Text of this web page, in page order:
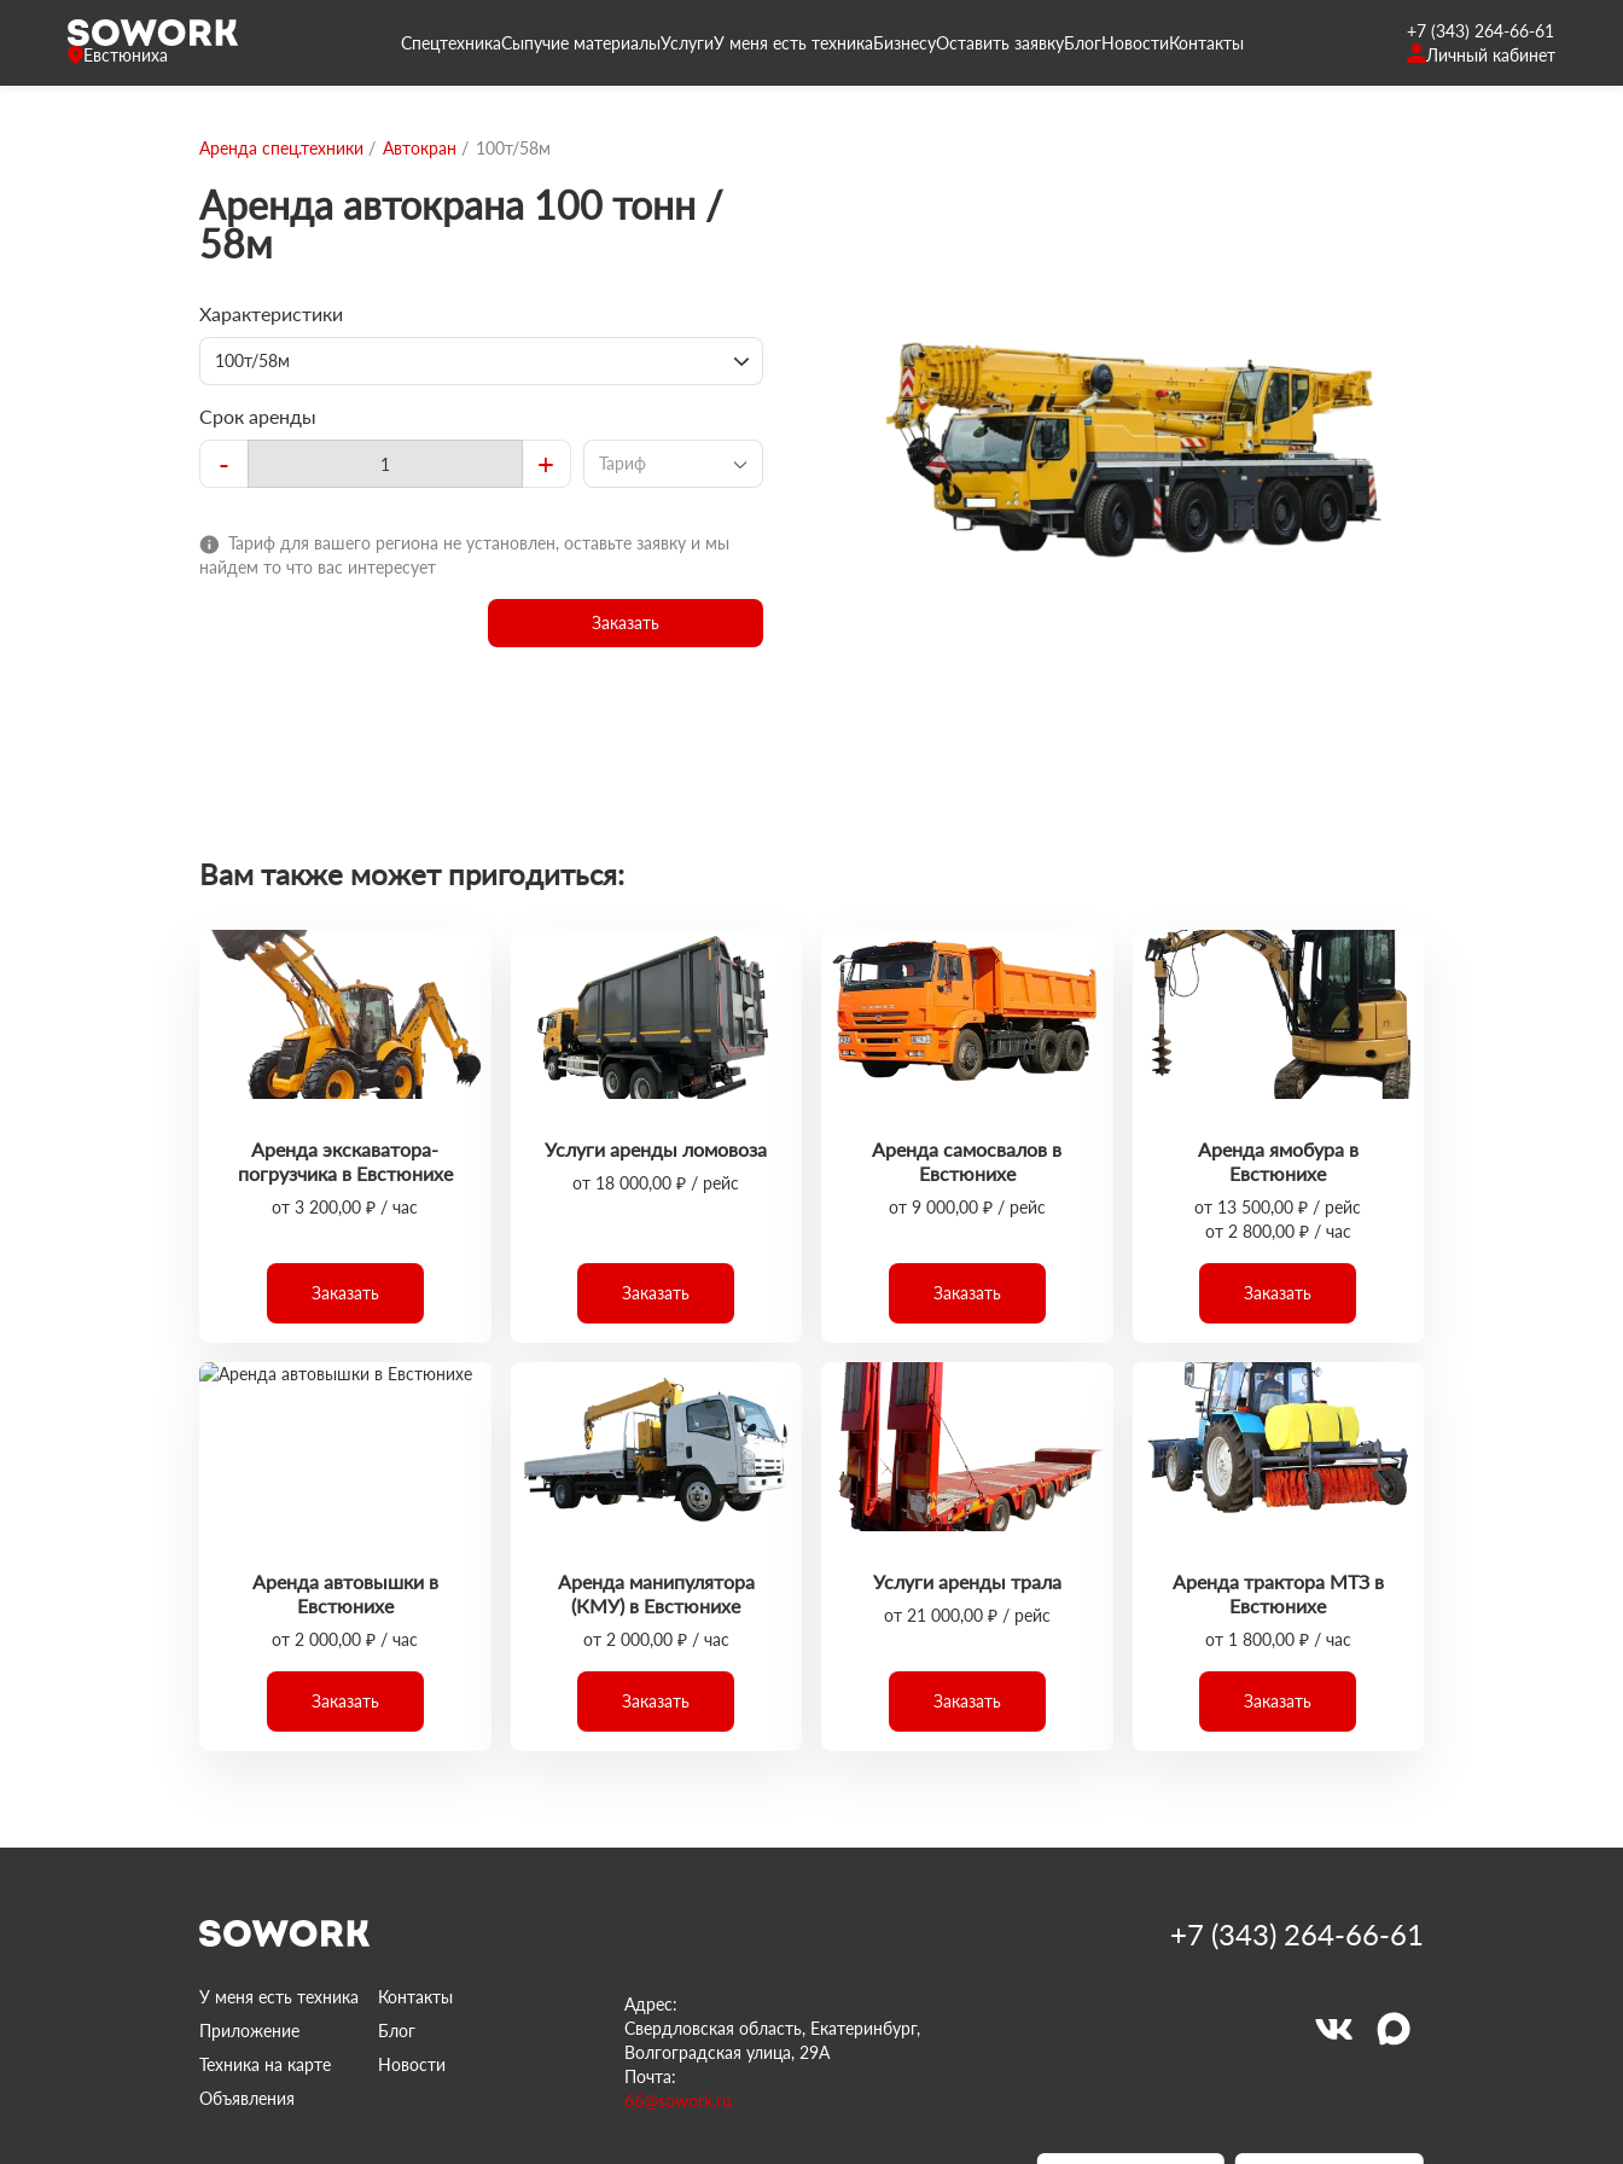
Евстюниха
СпецтехникаСыпучие материалыУслугиУ меня есть техникаБизнесуОставить заявкуБлогНовостиКонтакты
+7 (343) 264-66-61
Личный кабинет
Аренда спец.техники Автокран 100т/58м
Аренда автокрана 100 тонн /
58м
Характеристики
100т/58м
Срок аренды
- + Тариф
Тариф для вашего региона не установлен, оставьте заявку и мы
найдем то что вас интересует
Заказать
Вам также может пригодиться:
Аренда экскаватора-
погрузчика в Евстюнихе
от 3 200,00 ₽ / час
Заказать
Услуги аренды ломовоза
от 18 000,00 ₽ / рейс
Заказать
Аренда самосвалов в
Евстюнихе
от 9 000,00 ₽ / рейс
Заказать
Аренда ямобура в
Евстюнихе
от 13 500,00 ₽ / рейс
от 2 800,00 ₽ / час
Заказать
Аренда автовышки в
Евстюнихе
от 2 000,00 ₽ / час
Заказать
Аренда манипулятора
(КМУ) в Евстюнихе
от 2 000,00 ₽ / час
Заказать
Услуги аренды трала
от 21 000,00 ₽ / рейс
Заказать
Аренда трактора МТЗ в
Евстюнихе
от 1 800,00 ₽ / час
Заказать
У меня есть техника
Контакты
Приложение
Блог
Техника на карте
Новости
Объявления
Адрес:
Свердловская область, Екатеринбург,
Волгоградская улица, 29А
Почта:
66@sowork.ru
+7 (343) 264-66-61